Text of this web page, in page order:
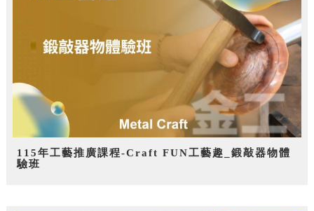
115年工藝推廣課程-Craft FUN工藝趣_鍛敲器物體
驗班